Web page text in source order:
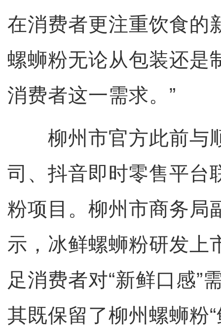
在消费者更注重饮食的
螺蛳粉无论从包装还是
消费者这一需求。”
柳州市官方此前与
司、抖音即时零售平台
粉项目。柳州市商务局
示，冰鲜螺蛳粉研发上
足消费者对“新鲜口感”
其既保留了柳州螺蛳粉